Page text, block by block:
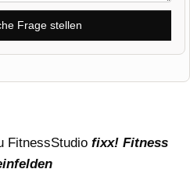
Frage stellen
FitnessStudio fixx! Fitness